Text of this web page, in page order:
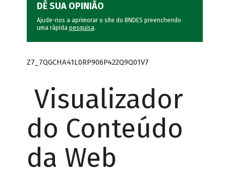
DÊ SUA OPINIÃO
Ajude-nos a aprimorar o site do BNDES preenchendo
uma rápida pesquisa.
Z7_7QGCHA41L0RP906P422Q9Q01V7
Visualizador
do Conteúdo
da Web